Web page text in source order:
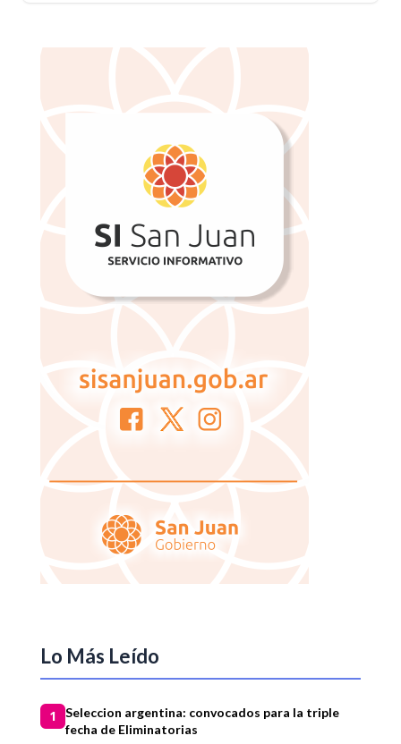
Lo Más Leído
1
Seleccion argentina: convocados para la triple
fecha de Eliminatorias